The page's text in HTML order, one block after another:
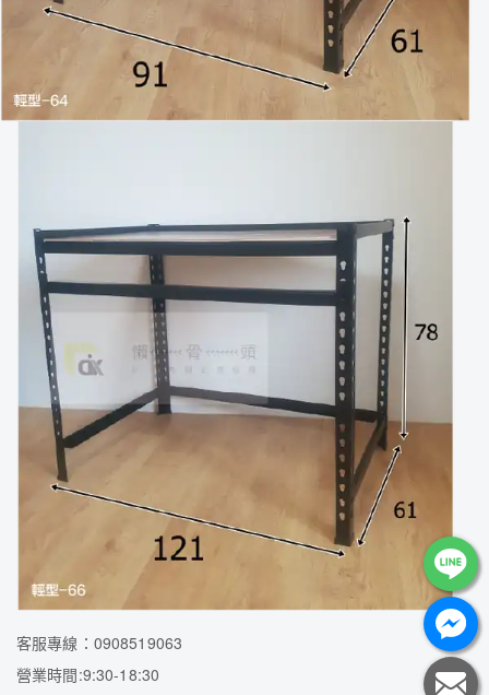
客服專線：0908519063
營業時間:9:30-18:30